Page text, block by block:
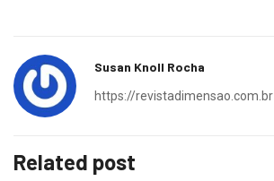
Susan Knoll Rocha
https://revistadimensao.com.br
Related post